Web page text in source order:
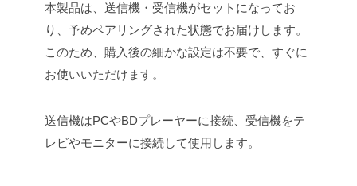
本製品は、送信機・受信機がセットになってお
り、予めペアリングされた状態でお届けします。
このため、購入後の細かな設定は不要で、すぐに
お使いいただけます。
送信機はPCやBDプレーヤーに接続、受信機をテ
レビやモニターに接続して使用します。